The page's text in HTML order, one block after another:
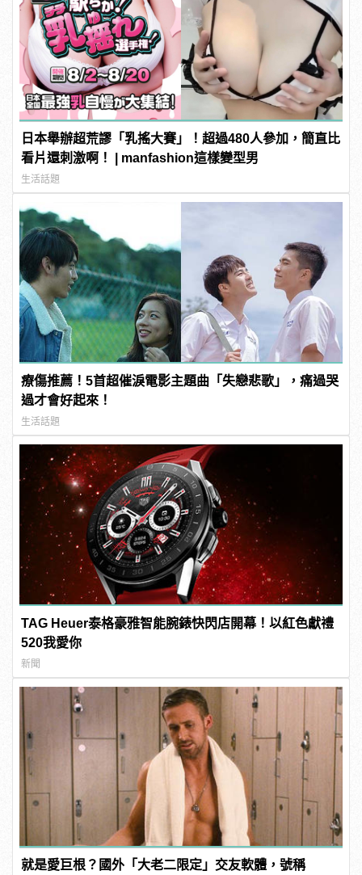
日本舉辦超荒謬「乳搖大賽」！超過480人參加，簡直比
看片還刺激啊！ | manfashion這樣變型男
生活話題
療傷推薦！5首超催淚電影主題曲「失戀悲歌」，痛過哭
過才會好起來！
生活話題
TAG Heuer泰格豪雅智能腕錶快閃店開幕！以紅色獻禮
520我愛你
新聞
就是愛巨根？國外「大老二限定」交友軟體，號稱